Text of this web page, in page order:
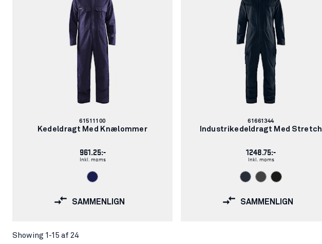
Varenummer:
61511100
Kedeldragt Med Knælommer
961.25:-
Inkl. moms
SAMMENLIGN
Varenummer:
61661344
Industrikedeldragt Med Stretch
1248.75:-
Inkl. moms
SAMMENLIGN
Showing 1-15 af 24